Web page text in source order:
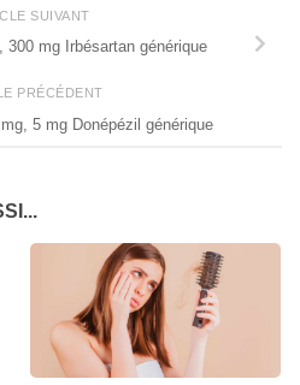
SUIVANT
300 mg Irbésartan générique
PRÉCÉDENT
5 mg Donépézil générique